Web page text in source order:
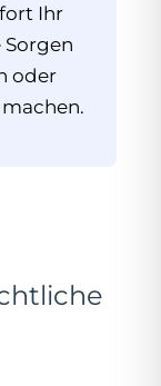
Ihr
Sorgen
oder